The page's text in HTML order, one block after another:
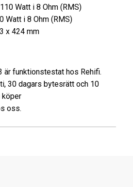
Watt i 8 Ohm (RMS)
Watt i 8 Ohm (RMS)
x 424 mm
funktionstestat hos Rehifi.
30 dagars bytesrätt och 10
köper
oss.